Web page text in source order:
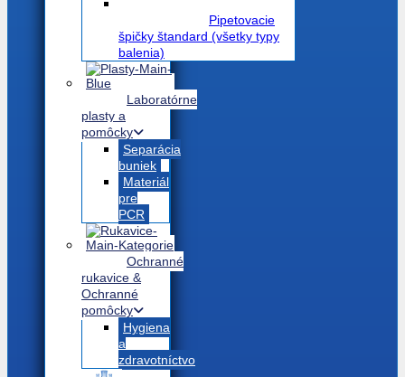
Pipetovacie
špičky štandard (všetky typy
balenia)
Laboratórne
plasty a
pomôcky
Separácia
buniek
Materiál
pre
PCR
Ochranné
rukavice &
Ochranné
pomôcky
Hygiena
a
zdravotníctvo